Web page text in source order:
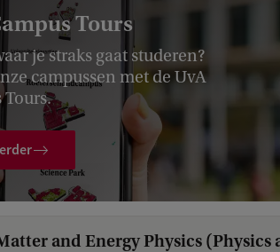
Tours
je straks gaat studeren?
campussen met de UvA
Tours.
and Energy Physics